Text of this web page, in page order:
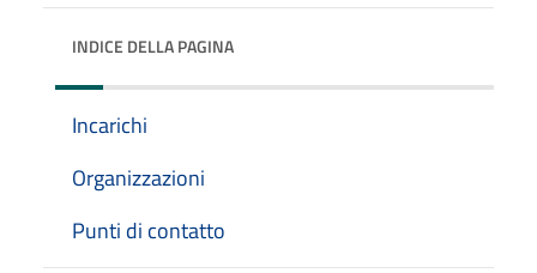
INDICE DELLA PAGINA
Incarichi
Organizzazioni
Punti di contatto